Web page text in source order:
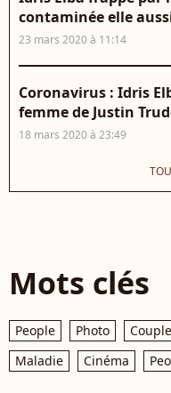
contaminée elle
23 mars 2020 à 11:14
Coronavirus : Idris
femme de Justin
18 mars 2020 à 23:49
Mots clés
People Photo Couple
Maladie
Cinéma